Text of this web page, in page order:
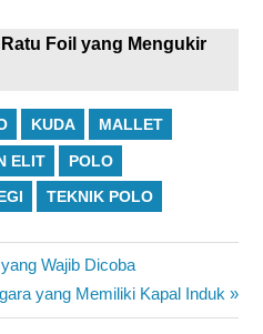
Foil yang Mengukir
KUDA MALLET
ELIT POLO
TEKNIK POLO
Wajib Dicoba
yang Memiliki Kapal Induk